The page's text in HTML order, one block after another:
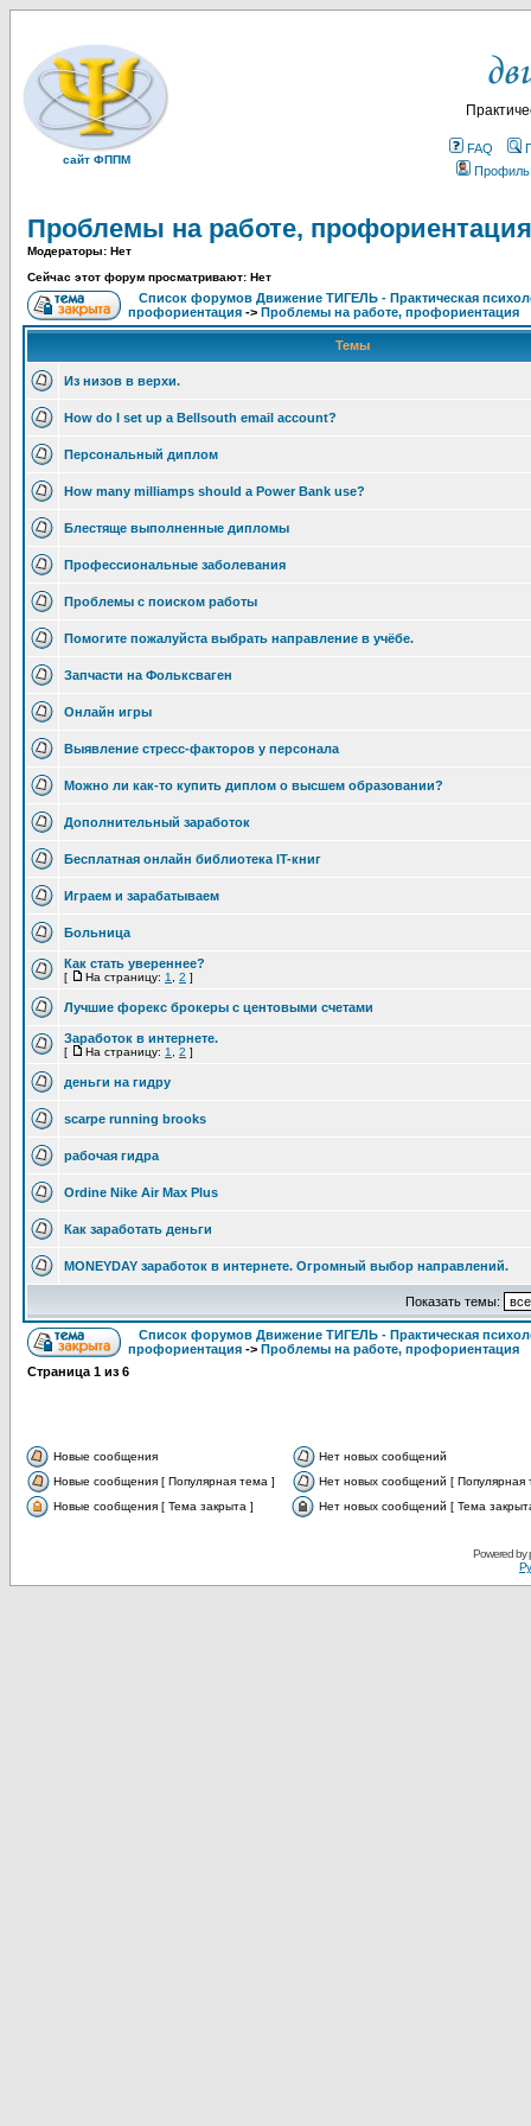
сайт ФППМ
FAQ
Профиль
Проблемы на работе, профориентация
Модераторы: Нет
Сейчас этот форум просматривают: Нет
Список форумов Движение ТИГЕЛЬ - Практическая
профориентация -> Проблемы на работе, профориентация
Темы
Из низов в верхи.
How do I set up a Bellsouth email account?
Персональный диплом
How many milliamps should a Power Bank use?
Блестяще выполненные дипломы
Профессиональные заболевания
Проблемы с поиском работы
Помогите пожалуйста выбрать направление в учёбе.
Запчасти на Фольксваген
Онлайн игры
Выявление стресс-факторов у персонала
Можно ли как-то купить диплом о высшем образовании?
Дополнительный заработок
Бесплатная онлайн библиотека IT-книг
Играем и зарабатываем
Больница
Как стать увереннее?
[ На страницу: 1 2 ]
Лучшие форекс брокеры с центовыми счетами
Заработок в интернете.
[ На страницу: 1 2 ]
деньги на гидру
scarpe running brooks
рабочая гидра
Ordine Nike Air Max Plus
Как заработать деньги
MONEYDAY заработок в интернете. Огромный выбор направлений.
Показать темы:
Список форумов Движение ТИГЕЛЬ - Практическая
профориентация -> Проблемы на работе, профориентация
Страница 1 из 6
Новые сообщения
Нет новых сообщений
Новые сообщения [ Популярная тема ]
Нет новых сообщений [ Популярная
Новые сообщения [ Тема закрыта ]
Нет новых сообщений [ Тема
Powered by